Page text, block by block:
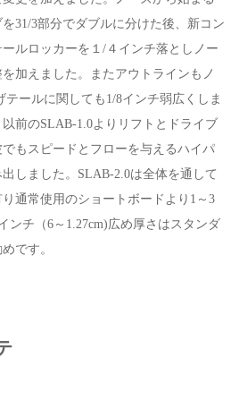
31/3部分でダブルに分けた後、新コン
ルロッカーを１/４インチ落としノー
加えました。またアウトラインもノ
テールに関しても1/8インチ弱広くしま
前のSLAB-1.0よりリフトとドライブ
もスピードとフローを与えるハイパ
しました。SLAB-2.0は全体を通して
通常使用のショートボードより1～3
ンチ（6～1.27cm)広め厚さはスタンダ
です。